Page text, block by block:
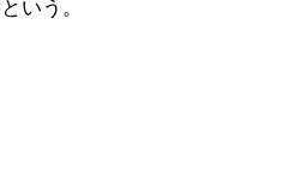
いう。